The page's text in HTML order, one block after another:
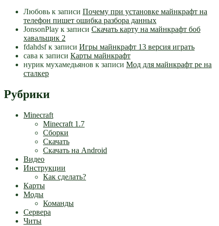
Любовь к записи Почему при установке майнкрафт на
телефон пишет ошибка разбора данных
JonsonPlay к записи Скачать карту на майнкрафт боб
хавальщик 2
fdahdsfк записи Игры майнкрафт 13 версия играть
сава к записи Карты майнкрафт
нурик мухамедьянов к записи Мод для майнкрафт pe на
сталкер
Рубрики
Minecraft
Minecraft 1.7
Сборки
Скачать
Скачать на Android
Видео
Инструкции
Как сделать?
Карты
Моды
Команды
Сервера
Читы